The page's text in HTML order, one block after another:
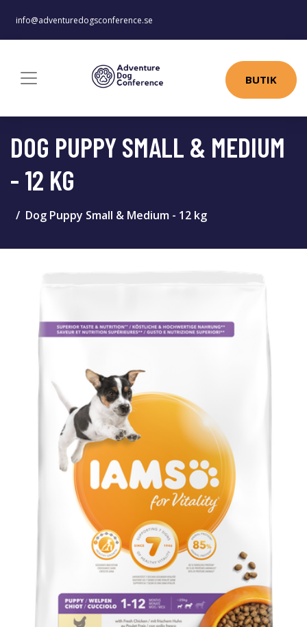
info@adventuredogsconference.se
BUTIK
DOG PUPPY SMALL & MEDIUM
- 12 KG
Dog Puppy Small & Medium - 12 kg